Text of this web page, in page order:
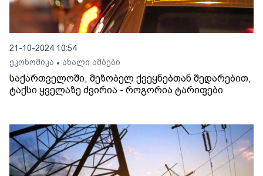
21-10-2024 10:54
ეკონომიკა • ახალი ამბები
საქართველოში, მეზობელ ქვეყნებთან შედარებით,
ტაქსი ყველაზე ძვირია - როგორია ტარიფები